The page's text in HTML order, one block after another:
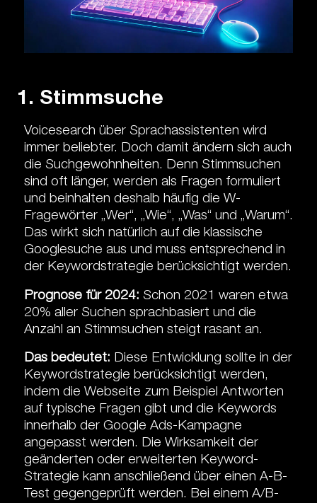
1. Stimmsuche
Voicesearch über Sprachassistenten wird
immer beliebter. Doch damit ändern sich auch
die Suchgewohnheiten. Denn Stimmsuchen
sind oft länger, werden als Fragen formuliert
und beinhalten deshalb häufig die W-
Fragewörter „Wer“, „Wie“, „Was“ und „Warum“.
Das wirkt sich natürlich auf die klassische
Googlesuche aus und muss entsprechend in
der Keywordstrategie berücksichtigt werden.
Prognose für 2024: Schon 2021 waren etwa
20% aller Suchen sprachbasiert und die
Anzahl an Stimmsuchen steigt rasant an.
Das bedeutet: Diese Entwicklung sollte in der
Keywordstrategie berücksichtigt werden,
indem die Webseite zum Beispiel Antworten
auf typische Fragen gibt und die Keywords
innerhalb der Google Ads-Kampagne
angepasst werden. Die Wirksamkeit der
geänderten oder erweiterten Keyword-
Strategie kann anschließend über einen A-B-
Test gegengeprüft werden. Bei einem A/B-